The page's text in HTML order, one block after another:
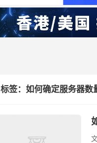
标签：如何确定服务器数